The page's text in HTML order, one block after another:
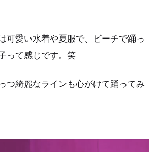
可愛い水着や夏服で、ビーチで踊っ
って感じです。笑
つ綺麗なラインも心がけて踊ってみ